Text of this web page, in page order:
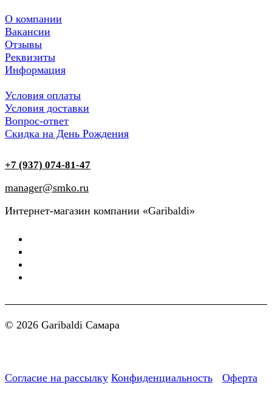
О компании
Вакансии
Отзывы
Реквизиты
Информация
Условия оплаты
Условия доставки
Вопрос-ответ
Скидка на День Рождения
+7 (937) 074-81-47
manager@smko.ru
Интернет-магазин компании «Garibaldi»
© 2026 Garibaldi Самара
Согласие на рассылку Конфиденциальность Оферта